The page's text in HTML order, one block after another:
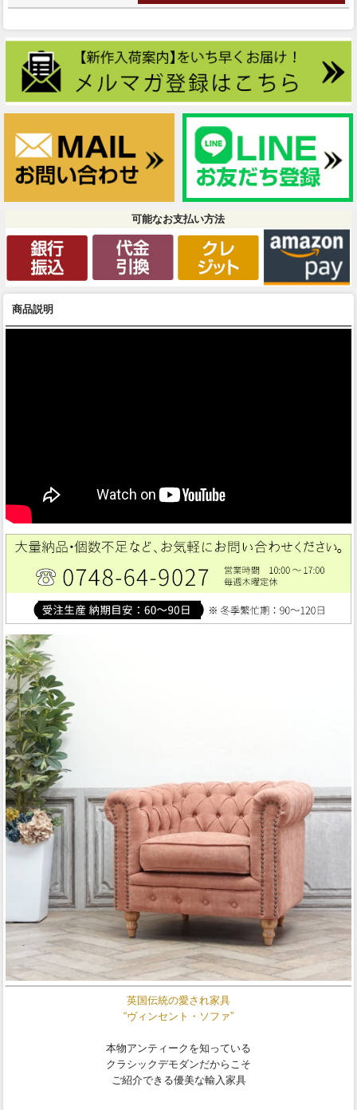
可能なお支払い方法
商品説明
英国伝統の愛され家具
“ヴィンセント・ソファ”
本物アンティークを知っている
クラシックデモダンだからこそ
ご紹介できる優美な輸入家具